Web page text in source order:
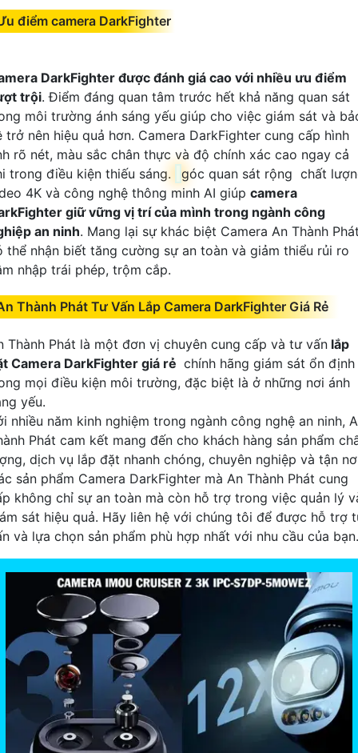
điểm camera DarkFighter
DarkFighter được đánh giá cao với nhiều ưu điểm
trội. Điểm đáng quan tâm trước hết khả năng quan sát
môi trường ánh sáng yếu giúp cho việc giám sát và
trở nên hiệu quả hơn. Camera DarkFighter cung cấp hình
rõ nét, màu sắc chân thực và độ chính xác cao ngay cả
trong điều kiện thiếu sáng.
góc quan sát rộng chất
4K và công nghệ thông minh AI giúp camera
giữ vững vị trí của mình trong ngành công
an ninh. Mang lại sự khác biệt Camera An Thành
thể nhận biết tăng cường sự an toàn và giảm thiểu rủi ro
nhập trái phép, trộm cắp.
Thành Phát Tư Vấn Lắp Camera DarkFighter Giá Rẻ
Thành Phát là một đơn vị chuyên cung cấp và tư vấn lắp
Camera DarkFighter giá rẻ chính hãng giám sát ổn định
mọi điều kiện môi trường, đặc biệt là ở những nơi ánh
yếu.
nhiều năm kinh nghiệm trong ngành công nghệ an ninh,
Phát cam kết mang đến cho khách hàng sản phẩm
dịch vụ lắp đặt nhanh chóng, chuyên nghiệp và tận
sản phẩm Camera DarkFighter mà An Thành Phát cung
không chỉ sự an toàn mà còn hỗ trợ trong việc quản lý
sát hiệu quả. Hãy liên hệ với chúng tôi để được hỗ trợ
và lựa chọn sản phẩm phù hợp nhất với nhu cầu của bạn.